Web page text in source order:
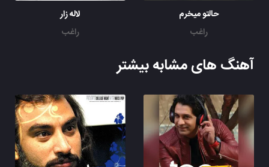
حالتو میخرم
راغب
لاله زار
راغب
آهنگ های مشابه بیشتر